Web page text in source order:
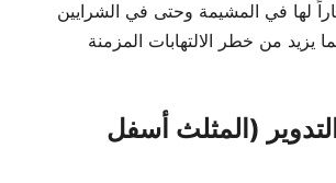
لها في المشيمة وحتى في الشرايين
يزيد من خطر الالتهابات المزمنة
(المثلث أسفل